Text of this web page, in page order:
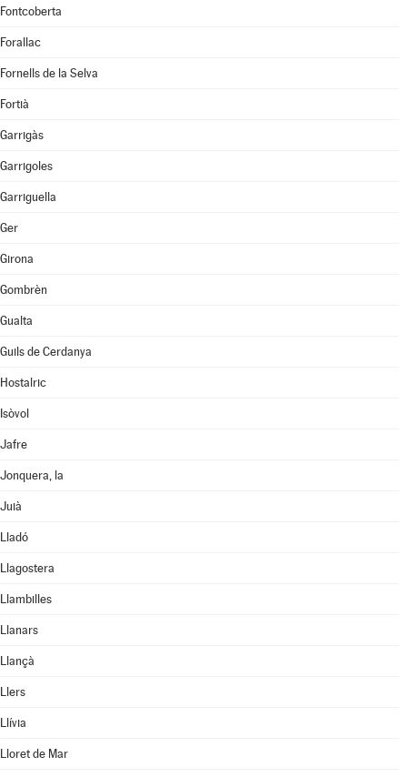
Fontcoberta
Forallac
Fornells de la Selva
Fortià
Garrigàs
Garrigoles
Garriguella
Ger
Girona
Gombrèn
Gualta
Guils de Cerdanya
Hostalric
Isòvol
Jafre
Jonquera, la
Juià
Lladó
Llagostera
Llambilles
Llanars
Llançà
Llers
Llívia
Lloret de Mar